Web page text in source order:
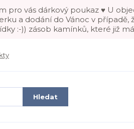
vás dárkový poukaz ♥ U
a dodání do Vánoc v
:-)) zásob kamínků, které již
Hledat